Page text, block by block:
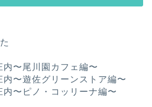
〜尾川園カフェ編〜
〜遊佐グリーンストア編〜
〜ピノ・コッリーナ編〜